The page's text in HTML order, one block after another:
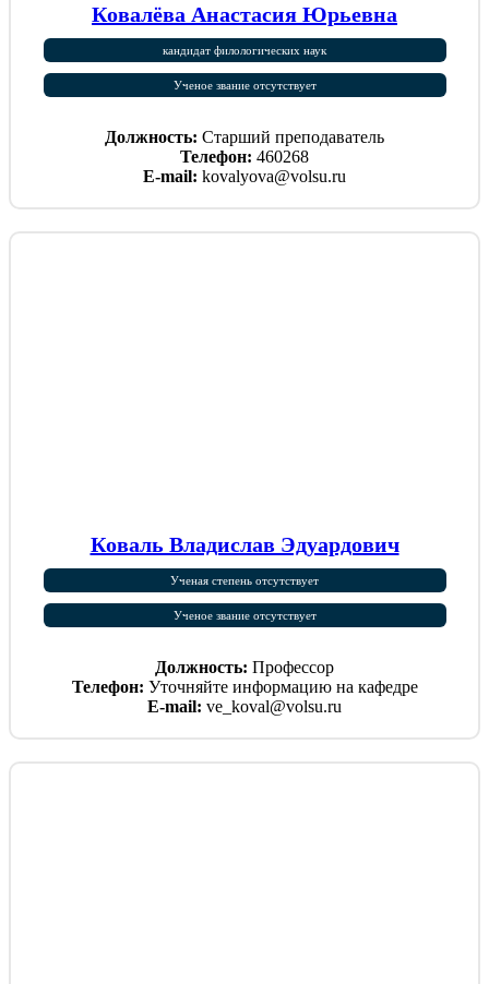
Ковалёва Анастасия Юрьевна
кандидат филологических наук
Ученое звание отсутствует
Должность: Старший преподаватель
Телефон: 460268
E-mail: kovalyova@volsu.ru
Коваль Владислав Эдуардович
Ученая степень отсутствует
Ученое звание отсутствует
Должность: Профессор
Телефон: Уточняйте информацию на кафедре
E-mail: ve_koval@volsu.ru